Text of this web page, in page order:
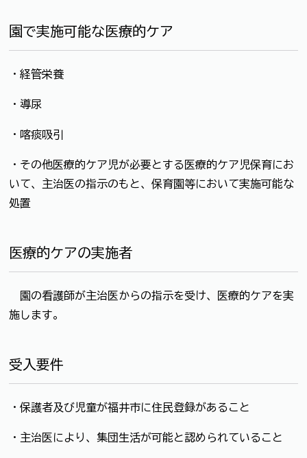
園で実施可能な医療的ケア
・経管栄養
・導尿
・喀痰吸引
・その他医療的ケア児が必要とする医療的ケア児保育にお
いて、主治医の指示のもと、保育園等において実施可能な
処置
医療的ケアの実施者
園の看護師が主治医からの指示を受け、医療的ケアを実
施します。
受入要件
・保護者及び児童が福井市に住民登録があること
・主治医により、集団生活が可能と認められていること